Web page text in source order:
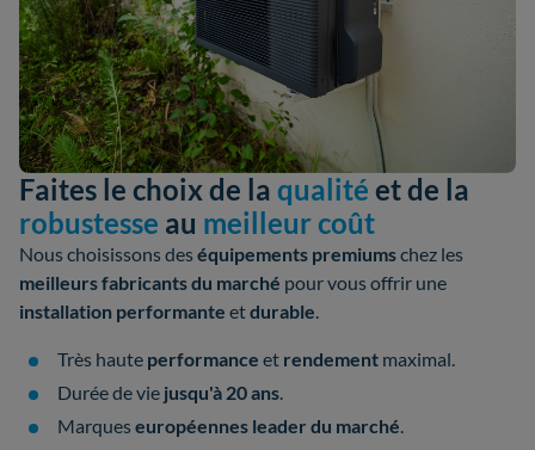
Faites le choix de la qualité et de la
robustesse au meilleur coût
Nous choisissons deséquipements premiumschez les
meilleurs fabricantsdu marché pour vous offrir une
installation performante etdurable.
Très haute performance et rendement maximal.
Durée de vie jusqu'à 20 ans.
Marqueseuropéennes leader du marché.